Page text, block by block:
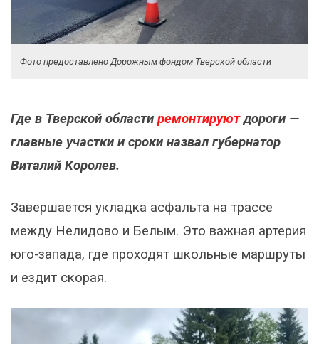
Фото предоставлено Дорожным фондом Тверской области
Где в Тверской области ремонтируютдороги —
главные участки и сроки назвал губернатор
Виталий Королев.
Завершается укладка асфальта на трассе
между Нелидово и Белым. Это важная артерия
юго-запада, где проходят школьные маршруты
и ездит скорая.